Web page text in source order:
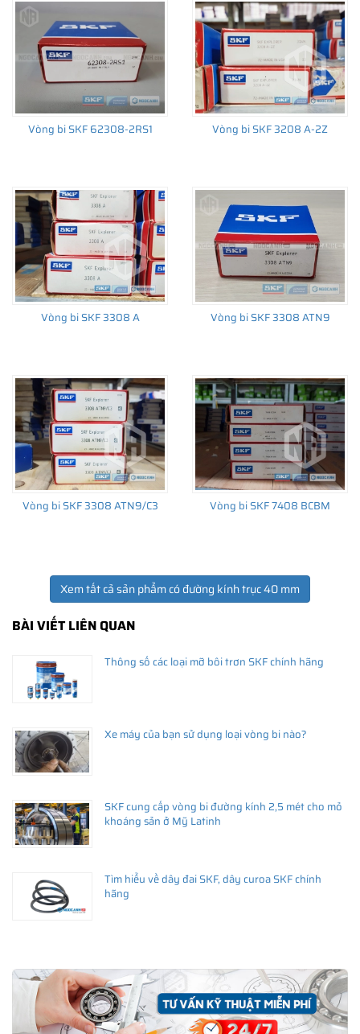
trường thay thế sau đó.
Giá bán và nơi bán Phớt chắn dầu SKF chính hãng uy
tín
Để có báo giá Phớt SKF 40X74X8 CRW1 R tốt nhất, hãy liên hệ
với
Distributor
Vòng bi SKF 62308-2RS1 Vòng bi SKF 3208 A-2Z
Vòng bi SKF 3308 A Vòng bi SKF 3308 ATN9
Vòng bi SKF 3308 ATN9/C3 Vòng bi SKF 7408 BCBM
Xem tất cả sản phẩm có đường kính trục 40 mm
BÀI VIẾT LIÊN QUAN
Thông số các loại mỡ bôi trơn SKF chính hãng
Xe máy của bạn sử dụng loại vòng bi nào?
SKF cung cấp vòng bi đường kính 2,5 mét cho mỏ
khoáng sản ở Mỹ Latinh
Tìm hiểu về dây đai SKF, dây curoa SKF chính
hãng